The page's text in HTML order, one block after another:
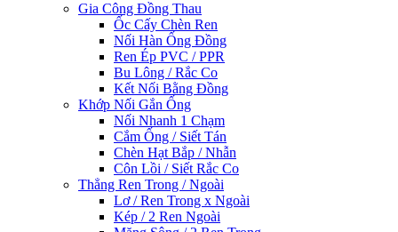
Gia Công Đồng Thau
Ốc Cấy Chèn Ren
Nối Hàn Ống Đồng
Ren Ép PVC / PPR
Bu Lông / Rắc Co
Kết Nối Bằng Đồng
Khớp Nối Gắn Ống
Nối Nhanh 1 Chạm
Cắm Ống / Siết Tán
Chèn Hạt Bắp / Nhẫn
Côn Lồi / Siết Rắc Co
Thẳng Ren Trong / Ngoài
Lơ / Ren Trong x Ngoài
Kép / 2 Ren Ngoài